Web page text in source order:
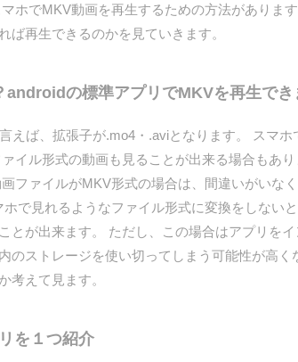
ホでMKV動画を再生するための方法がありま
ば再生できるのかを見ていきます。
の標準アプリでMKVを再生でき
ば、拡張子が.mo4・.aviとなります。 スマ
イル形式の動画も見ることが出来る場合もあ
ファイルがMKV形式の場合は、間違いがいな
で見れるようなファイル形式に変換をしない
とが出来ます。 ただし、この場合はアプリを
のストレージを使い切ってしまう可能性が高
考えて見ます。
を１つ紹介